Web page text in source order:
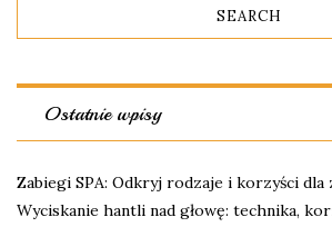
Ostatnie wpisy
Zabiegi SPA: Odkryj rodzaje i korzyści
Wyciskanie hantli nad głowę: technika,